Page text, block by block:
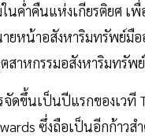
นค่ำคืนแห่งเกียรติยศ เพื่
ายหน้าอสังหาริมทรัพย์มื
สาหกรรมอสังหาริมทรัพ
ดขึ้นเป็นปีแรกของเวที
ซึ่งถือเป็นอีกก้าวส